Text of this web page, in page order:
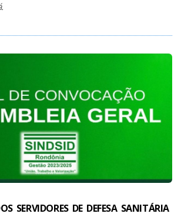
SERVIDORES DE DEFESA SANITÁRIA